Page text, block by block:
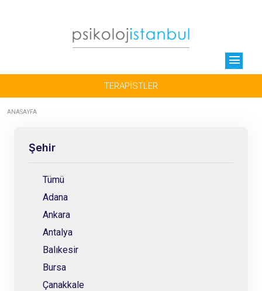
menu
TERAPİSTLER
ANASAYFA
Şehir
Tümü
Adana
Ankara
Antalya
Balıkesir
Bursa
Çanakkale